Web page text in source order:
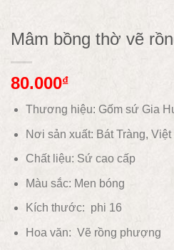
Mâm bồng thờ vẽ
80.000₫
Thương hiệu: Gốm sứ Gia
Nơi sản xuất: Bát Tràng, Việt
Chất liệu: Sứ cao cấp
Màu sắc: Men bóng
Kích thước: phi 16
Hoa văn: Vẽ rồng phượng